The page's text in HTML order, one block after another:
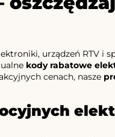
urządzeń RTV i
kody rabatowe
cenach, nasze